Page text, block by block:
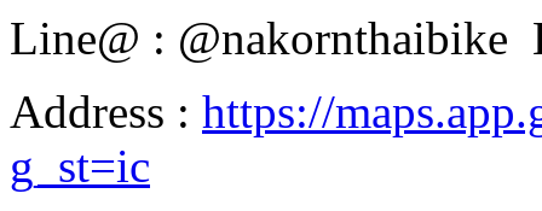
Line@ :
Address : https://
g_st=ic